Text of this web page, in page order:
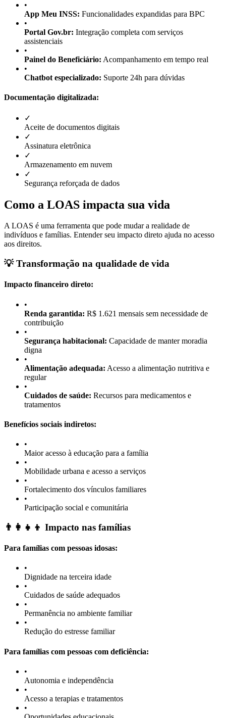
•
App Meu INSS: Funcionalidades expandidas para BPC
•
Portal Gov.br: Integração completa com serviços
assistenciais
•
Painel do Beneficiário: Acompanhamento em tempo real
•
Chatbot especializado: Suporte 24h para dúvidas
Documentação digitalizada:
✓
Aceite de documentos digitais
✓
Assinatura eletrônica
✓
Armazenamento em nuvem
✓
Segurança reforçada de dados
Como a LOAS impacta sua vida
A LOAS é uma ferramenta que pode mudar a realidade de
indivíduos e famílias. Entender seu impacto direto ajuda no acesso
aos direitos.
💡 Transformação na qualidade de vida
Impacto financeiro direto:
•
Renda garantida: R$ 1.621 mensais sem necessidade de
contribuição
•
Segurança habitacional: Capacidade de manter moradia
digna
•
Alimentação adequada: Acesso a alimentação nutritiva e
regular
•
Cuidados de saúde: Recursos para medicamentos e
tratamentos
Benefícios sociais indiretos:
•
Maior acesso à educação para a família
•
Mobilidade urbana e acesso a serviços
•
Fortalecimento dos vínculos familiares
•
Participação social e comunitária
👨‍👩‍👧‍👦 Impacto nas famílias
Para famílias com pessoas idosas:
•
Dignidade na terceira idade
•
Cuidados de saúde adequados
•
Permanência no ambiente familiar
•
Redução do estresse familiar
Para famílias com pessoas com deficiência:
•
Autonomia e independência
•
Acesso a terapias e tratamentos
•